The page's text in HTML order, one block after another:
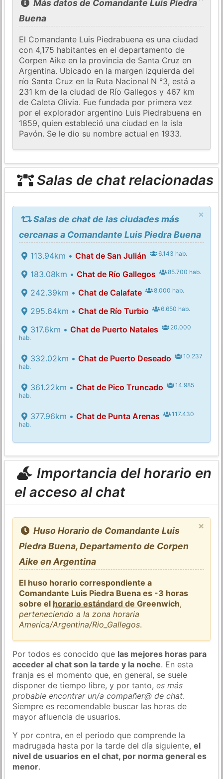
Más datos de Comandante Luis Piedra
Buena
El Comandante Luis Piedrabuena es una ciudad
con 4,175 habitantes en el departamento de
Corpen Aike en la provincia de Santa Cruz en
Argentina. Ubicado en la margen izquierda del
río Santa Cruz en la Ruta Nacional N °3, está a
231 km de la ciudad de Río Gallegos y 467 km
de Caleta Olivia. Fue fundada por primera vez
por el explorador argentino Luis Piedrabuena en
1859, quien estableció una ciudad en la isla
Pavón. Se le dio su nombre actual en 1933.
Salas de chat relacionadas
×
Salas de chat de las ciudades más
cercanas a Comandante Luis Piedra Buena
113.94km • Chat de San Julián 6.143 hab.
183.08km • Chat de Río Gallegos 85.700 hab.
242.39km • Chat de Calafate 8.000 hab.
295.64km • Chat de Río Turbio 6.650 hab.
317.6km • Chat de Puerto Natales
20.000
hab.
332.02km • Chat de Puerto Deseado
10.237
hab.
361.22km • Chat de Pico Truncado
14.985
hab.
377.96km • Chat de Punta Arenas
117.430
hab.
Importancia del horario en
el acceso al chat
×
Huso Horario de Comandante Luis
Piedra Buena, Departamento de Corpen
Aike en Argentina
El huso horario correspondiente a
Comandante Luis Piedra Buena es -3 horas
sobre el horario estándard de Greenwich,
perteneciendo a la zona horaria
America/Argentina/Rio_Gallegos.
Por todos es conocido que las mejores horas para
acceder al chat son la tarde y la noche. En esta
franja es el momento que, en general, se suele
disponer de tiempo libre, y por tanto,es más
probable encontrar un/a compañer@ de chat.
Siempre es recomendable buscar las horas de
mayor afluencia de usuarios.
Y por contra, en el periodo que comprende la
madrugada hasta por la tarde del día siguiente,el
nivel de usuarios en el chat, por norma general es
menor.